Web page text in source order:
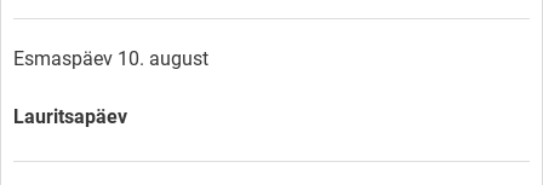
Esmaspäev 10. august
Lauritsapäev